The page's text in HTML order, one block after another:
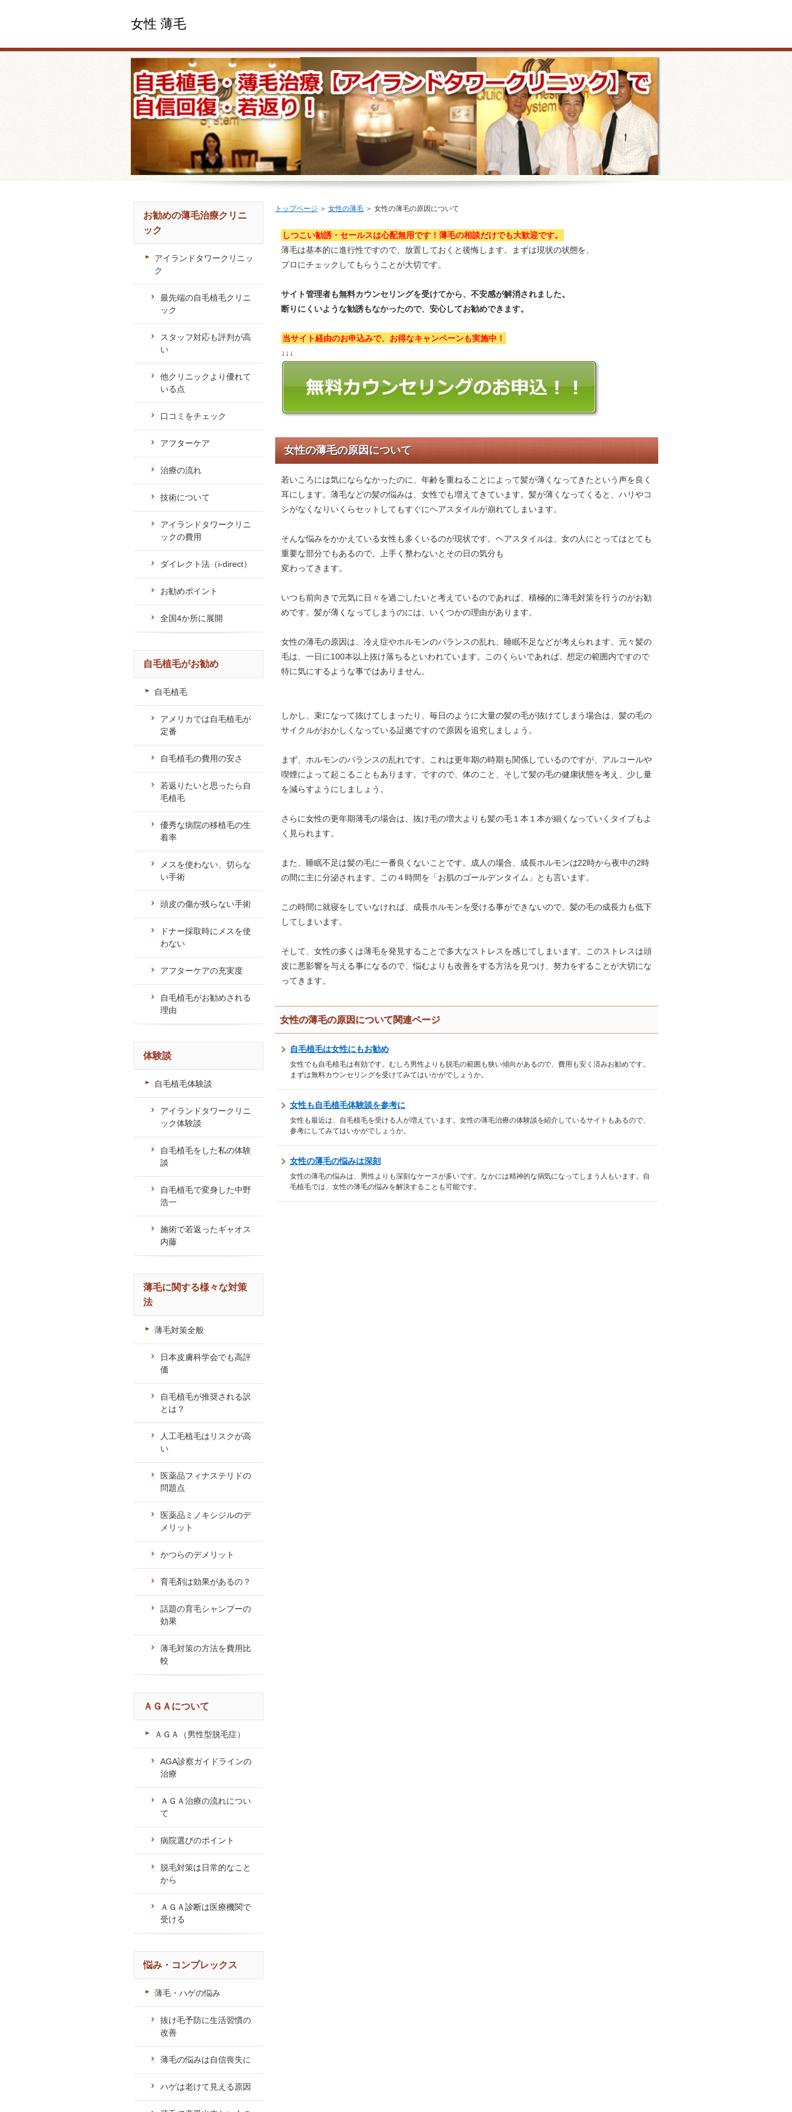
女性 薄毛
トップページ ＞ 女性の薄毛＞ 女性の薄毛の原因について
しつこい勧誘・セールスは心配無用です！薄毛の相談だけでも大歓迎です。
薄毛は基本的に進行性ですので、放置しておくと後悔します。まずは現状の状態を、
プロにチェックしてもらうことが大切です。
サイト管理者も無料カウンセリングを受けてから、不安感が解消されました。
断りにくいような勧誘もなかったので、安心してお勧めできます。
当サイト経由のお申込みで、お得なキャンペーンも実施中！
↓↓↓
女性の薄毛の原因について
若いころには気にならなかったのに、年齢を重ねることによって髪が薄くなってきたという声を良く
耳にします。薄毛などの髪の悩みは、女性でも増えてきています。髪が薄くなってくると、ハリやコ
シがなくなりいくらセットしてもすぐにヘアスタイルが崩れてしまいます。
そんな悩みをかかえている女性も多くいるのが現状です。ヘアスタイルは、女の人にとってはとても
重要な部分でもあるので、上手く整わないとその日の気分も
変わってきます。
いつも前向きで元気に日々を過ごしたいと考えているのであれば、積極的に薄毛対策を行うのがお勧
めです。髪が薄くなってしまうのには、いくつかの理由があります。
女性の薄毛の原因は、冷え症やホルモンのバランスの乱れ、睡眠不足などが考えられます。元々髪の
毛は、一日に100本以上抜け落ちるといわれています。このくらいであれば、想定の範囲内ですので
特に気にするような事ではありません。
しかし、束になって抜けてしまったり、毎日のように大量の髪の毛が抜けてしまう場合は、髪の毛の
サイクルがおかしくなっている証拠ですので原因を追究しましょう。
まず、ホルモンのバランスの乱れです。これは更年期の時期も関係しているのですが、アルコールや
喫煙によって起こることもあります。ですので、体のこと、そして髪の毛の健康状態を考え、少し量
を減らすようにしましょう。
さらに女性の更年期薄毛の場合は、抜け毛の増大よりも髪の毛１本１本が細くなっていくタイプもよ
く見られます。
また、睡眠不足は髪の毛に一番良くないことです。成人の場合、成長ホルモンは22時から夜中の2時
の間に主に分泌されます。この４時間を「お肌のゴールデンタイム」とも言います。
この時間に就寝をしていなければ、成長ホルモンを受ける事ができないので、髪の毛の成長力も低下
してしまいます。
そして、女性の多くは薄毛を発見することで多大なストレスを感じてしまいます。このストレスは頭
皮に悪影響を与える事になるので、悩むよりも改善をする方法を見つけ、努力をすることが大切にな
ってきます。
女性の薄毛の原因について関連ページ
自毛植毛は女性にもお勧め
女性でも自毛植毛は有効です。むしろ男性よりも脱毛の範囲も狭い傾向があるので、費用も安く済みお勧めです。
まずは無料カウンセリングを受けてみてはいかがでしょうか。
女性も自毛植毛体験談を参考に
女性も最近は、自毛植毛を受ける人が増えています。女性の薄毛治療の体験談を紹介しているサイトもあるので、
参考にしてみてはいかがでしょうか。
女性の薄毛の悩みは深刻
女性の薄毛の悩みは、男性よりも深刻なケースが多いです。なかには精神的な病気になってしまう人もいます。自
毛植毛では、女性の薄毛の悩みを解決することも可能です。
お勧めの薄毛治療クリニ
ック
アイランドタワークリニッ
ク
最先端の自毛植毛クリニ
ック
スタッフ対応も評判が高
い
他クリニックより優れて
いる点
口コミをチェック
アフターケア
治療の流れ
技術について
アイランドタワークリニ
ックの費用
ダイレクト法（i-direct）
お勧めポイント
全国4か所に展開
自毛植毛がお勧め
自毛植毛
アメリカでは自毛植毛が
定番
自毛植毛の費用の安さ
若返りたいと思ったら自
毛植毛
優秀な病院の移植毛の生
着率
メスを使わない、切らな
い手術
頭皮の傷が残らない手術
ドナー採取時にメスを使
わない
アフターケアの充実度
自毛植毛がお勧めされる
理由
体験談
自毛植毛体験談
アイランドタワークリニ
ック体験談
自毛植毛をした私の体験
談
自毛植毛で変身した中野
浩一
施術で若返ったギャオス
内藤
薄毛に関する様々な対策
法
薄毛対策全般
日本皮膚科学会でも高評
価
自毛植毛が推奨される訳
とは？
人工毛植毛はリスクが高
い
医薬品フィナステリドの
問題点
医薬品ミノキシジルのデ
メリット
かつらのデメリット
育毛剤は効果があるの？
話題の育毛シャンプーの
効果
薄毛対策の方法を費用比
較
ＡＧＡについて
ＡＧＡ（男性型脱毛症）
AGA診察ガイドラインの
治療
ＡＧＡ治療の流れについ
て
病院選びのポイント
脱毛対策は日常的なこと
から
ＡＧＡ診断は医療機関で
受ける
悩み・コンプレックス
薄毛・ハゲの悩み
抜け毛予防に生活習慣の
改善
薄毛の悩みは自信喪失に
ハゲは老けて見える原因